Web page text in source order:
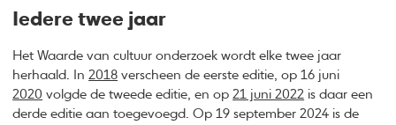
Iedere twee jaar
Het Waarde van cultuur onderzoek wordt elke twee jaar
herhaald. In2018 verscheen de eerste editie, op 16 juni
2020 volgde de tweede editie, en op21 juni 2022 is daar een
derde editie aan toegevoegd. Op 19 september 2024 is de